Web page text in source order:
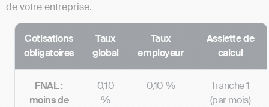
de votre entreprise.
Cotisations
obligatoires
Taux
global
Taux
employeur
Assiette de
calcul
FNAL :
moins de
0,10
%
0,10 %
Tranche 1
(par mois)